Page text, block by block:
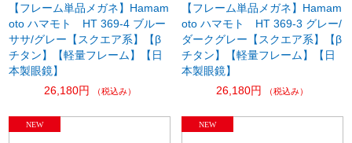
【フレーム単品メガネ】Hamam
oto ハマモト HT 369-4 ブルー
ササ/グレー【スクエア系】【β
チタン】【軽量フレーム】【日
本製眼鏡】
26,180円
（税込み）
【フレーム単品メガネ】Hamam
oto ハマモト HT 369-3 グレー/
ダークグレー【スクエア系】【β
チタン】【軽量フレーム】【日
本製眼鏡】
26,180円
（税込み）